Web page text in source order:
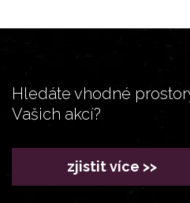
Hledáte vhodné
Vašich akcí?
zjistit více >>